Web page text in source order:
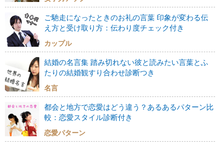
ご馳走になったときのお礼の言葉 印象が変わる伝
え方と受け取り方：伝わり度チェック付き
カップル
結婚の名言集 踏み切れない彼と読みたい言葉とふ
たりの結婚観すり合わせ診断つき
名言
都会と地方で恋愛はどう違う？あるあるパターン比
較：恋愛スタイル診断付き
恋愛パターン